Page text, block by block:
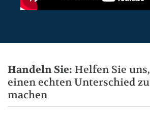
Handeln Sie: Helfen Sie uns,
einen echten Unterschied zu
machen